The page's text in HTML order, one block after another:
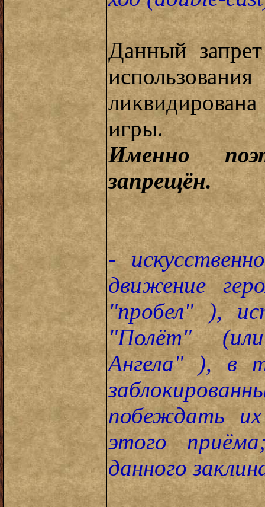
Данный
игры.
Именно
запрещён.
-
движение
"пробел" ),
"Полёт"
Ангела" ), в
побеждать
этого
данного